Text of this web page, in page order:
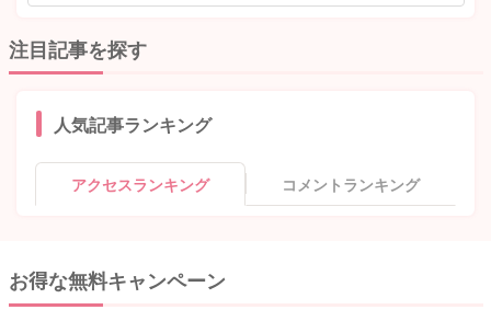
注目記事を探す
人気記事ランキング
アクセスランキング コメントランキング
お得な無料キャンペーン